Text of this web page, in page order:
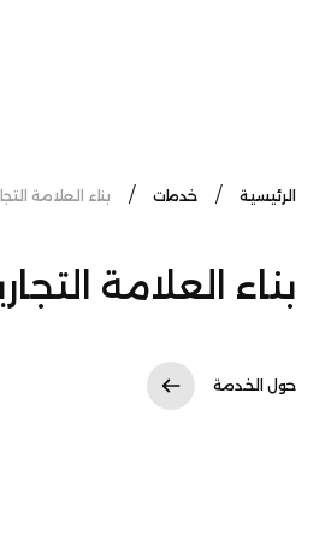
الرئيسية خدمات بناء العلامة
بناء العلامة
حول الخدمة